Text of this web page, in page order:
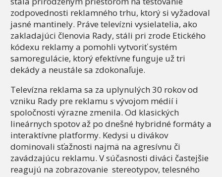
zodpovednosti reklamného trhu, ktorý si vyžadoval
jasné mantinely. Práve televízni vysielatelia, ako
zakladajúci členovia Rady, stáli pri zrode Etického
kódexu reklamy a pomohli vytvoriť systém
samoregulácie, ktorý efektívne funguje už tri
dekády a neustále sa zdokonaľuje.
Televízna reklama sa za uplynulých 30 rokov od
vzniku Rady pre reklamu s vývojom médií i
spoločnosti výrazne zmenila. Od klasických
lineárnych spotov až po dnešné hybridné formáty a
interaktívne platformy. Kedysi u divákov
dominovali sťažnosti najmä na agresívnu či
zavádzajúcu reklamu. V súčasnosti diváci častejšie
reagujú na zobrazovanie stereotypov, telesného